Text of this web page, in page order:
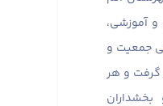
آموزشی،
جمعیت و
گرفت و هر